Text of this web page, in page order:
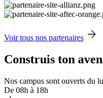
Voir tous nos partenaires
Construis ton
Nos campus sont ouverts du
De 08h à 18h